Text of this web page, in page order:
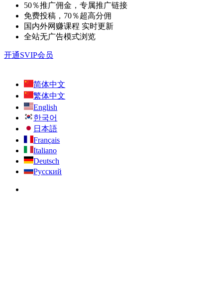
50％推广佣金，专属推广链接
免费投稿，70％超高分佣
国内外网赚课程 实时更新
全站无广告模式浏览
开通SVIP会员
简体中文
繁体中文
English
한국어
日本語
Français
Italiano
Deutsch
Русский